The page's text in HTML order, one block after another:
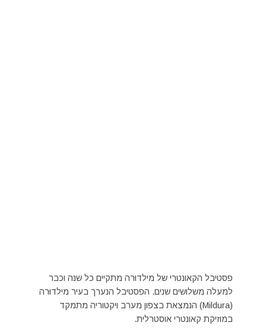
פסטיבל הקאונטרי של מילדוּרה מתקיים כל שנה וכבר
למעלה משלושים שנים. הפסטיבל הנערך בעיר מילדוּרה
(Mildura) הנמצאת בצפון מערב ויקטוריה מתמקד
במוזיקת קאונטרי אוסטרלית.